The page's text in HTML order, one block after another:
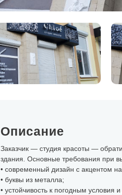
Описание
Заказчик — студия красоты —
здания. Основные требования при
• современный дизайн с акцентом
• буквы из металла;
• устойчивость к погодным условия